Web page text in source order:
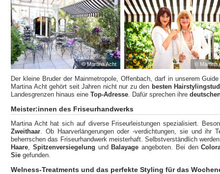
© Martina Acht © Martina
Der kleine Bruder der Mainmetropole, Offenbach, darf in unserem
Martina Acht gehört seit Jahren nicht nur zu den besten
Landesgrenzen hinaus eine Top-Adresse . Dafür sprechen ihre
Meister:innen des Friseurhandwerks
Martina Acht hat sich auf diverse Friseurleistungen spezialisiert.
Zweithaar . Ob Haarverlängerungen oder -verdichtungen, sie und ihr
beherrschen das Friseurhandwerk meisterhaft. Selbstverständlich
Haare
Spitzenversiegelung undBalayageangeboten. Bei den
Sie gefunden.
Welness-Treatments und das perfekte Styling für das